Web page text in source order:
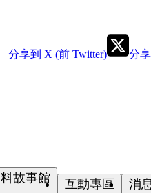
分享到 X (前 Twitter) 分
資料故事館